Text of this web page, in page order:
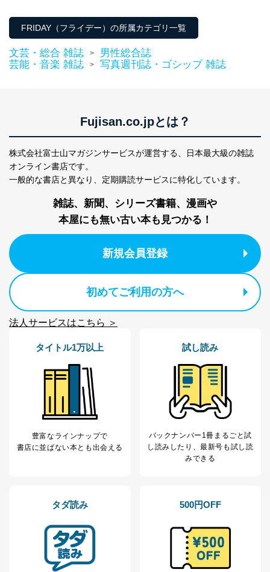
個人データを取り扱う機器等のオペレーティング
システムを最新の状態に保持しています。
個人データを取り扱う機器等にセキュリティ対策
ソフトウェア等を導入し、自動更新 機能等の活用
により、これを最新状態としています。
設定しています。
当社は、内部監査及びマネジメントレビューの機会を通
じて、個人情報保護マネジメントシステムを継続的に改
苦情及び相談受付け窓口
貴殿の個人情報及び当社の個人情報保護マネジメントシ
株式会社富士山マガジンサービス 個人情報問い合わせ
TEL：0570-200-223
FAX：03-5459-7073
改訂：2025年2月20日
制定：2005年4月1日
株式会社富士山マガジンサービス
代表取締役会長 西野 伸一郎
個人情報の取扱いについて
１．個人情報保護管理者
当社は以下の個人情報保護管理者を設置し、個人情報保
護管理者の責任のもと、個人情報を取得・アクセス・利
東京都渋谷区南平台町16-11
株式会社富士山マガジンサービス
個人情報保護管理者: 経営管理グループディレクター 前
田 嘉也
２．利用目的
FRIDAY（フライデー）の所属カテゴリ一覧
文芸・総合 雑誌 >
男性総合誌
芸能・音楽 雑誌
> 写真週刊誌・ゴシップ 雑誌
Fujisan.co.jpとは？
株式会社富士山マガジンサービスが運営する、
日本最大級の雑誌
オンライン書店です。
一般的な書店と異なり、 定期購読サービスに特化しています。
雑誌、新聞、シリーズ書籍、漫画や
本屋にも無い古い本も見つかる！
新規会員登録
初めてご利用の方へ
法人サービスはこちら ＞
タイトル1万以上
豊富なラインナップで
書店に並ばない本とも出会える
試し読み
バックナンバー1冊まるごと試
し読み したり、最新号も試し読
みできる
タダ読み 500円OFF